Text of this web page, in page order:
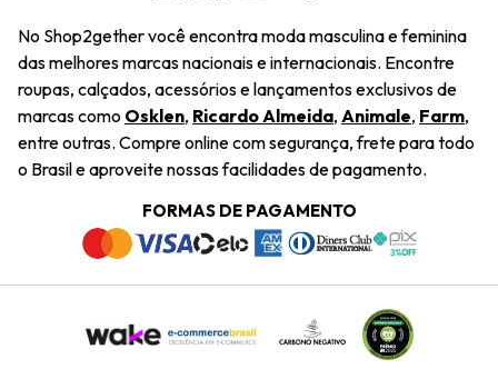
Saiu na Mídia
Sustentabilidade
Navegando
Termos e Condições
Trabalhe Conosco
Regulamento e Promoções
Wishlist
Troca Fácil
Restituição de Pagamento
Dúvidas Frequentes
Termos e Condições
Política de Privacidade
No Shop2gether você encontra moda masculina e feminina
das melhores marcas nacionais e internacionais. Encontre
roupas, calçados, acessórios e lançamentos exclusivos de
marcas como Osklen, Ricardo Almeida, Animale, Farm,
entre outras. Compre online com segurança, frete para todo
o Brasil e aproveite nossas facilidades de pagamento.
FORMAS DE PAGAMENTO